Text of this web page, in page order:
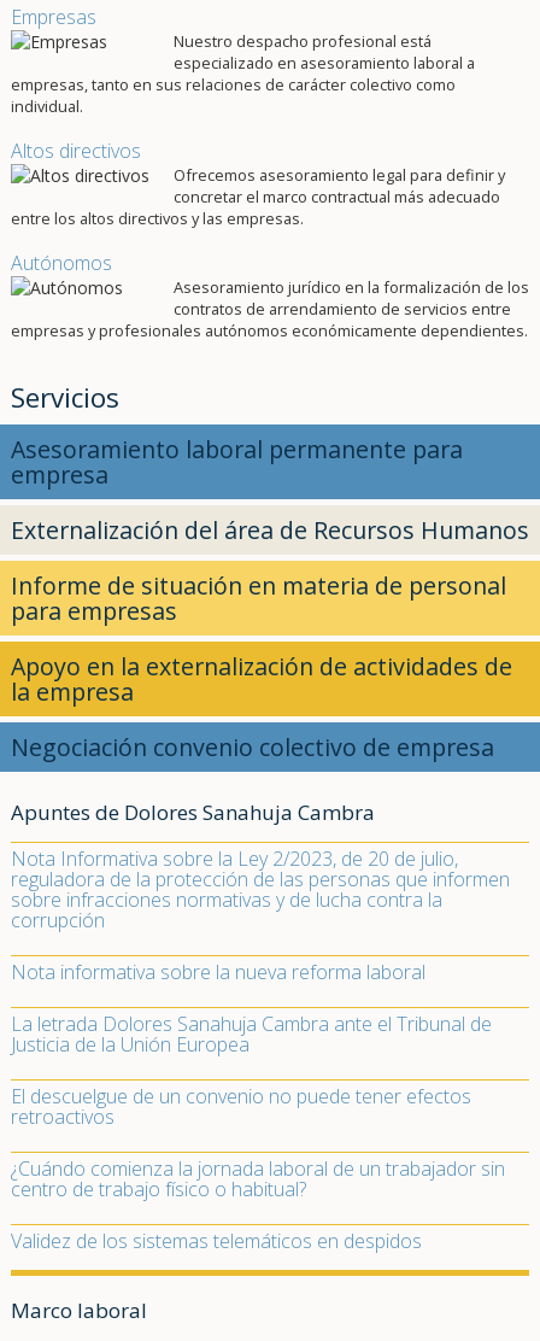
Empresas
Nuestro despacho profesional está
especializado en asesoramiento laboral a
empresas, tanto en sus relaciones de carácter colectivo como
individual.
Altos directivos
Ofrecemos asesoramiento legal para definir y
concretar el marco contractual más adecuado
entre los altos directivos y las empresas.
Autónomos
Asesoramiento jurídico en la formalización de los
contratos de arrendamiento de servicios entre
empresas y profesionales autónomos económicamente dependientes.
Servicios
Asesoramiento laboral permanente para
empresa
Externalización del área de Recursos Humanos
Informe de situación en materia de personal
para empresas
Apoyo en la externalización de actividades de
la empresa
Negociación convenio colectivo de empresa
Apuntes de Dolores Sanahuja Cambra
Nota Informativa sobre la Ley 2/2023, de 20 de julio,
reguladora de la protección de las personas que informen
sobre infracciones normativas y de lucha contra la
corrupción
Nota informativa sobre la nueva reforma laboral
La letrada Dolores Sanahuja Cambra ante el Tribunal de
Justicia de la Unión Europea
El descuelgue de un convenio no puede tener efectos
retroactivos
¿Cuándo comienza la jornada laboral de un trabajador sin
centro de trabajo físico o habitual?
Validez de los sistemas telemáticos en despidos
Marco laboral